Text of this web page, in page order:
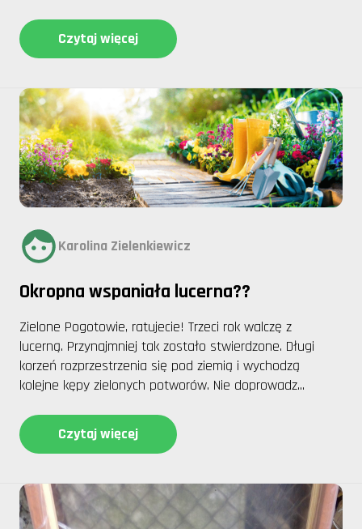
Czytaj więcej
Karolina Zielenkiewicz
Okropna wspaniała lucerna??
Zielone Pogotowie, ratujecie! Trzeci rok walczę z
lucerną. Przynajmniej tak zostało stwierdzone. Długi
korzeń rozprzestrzenia się pod ziemią i wychodzą
kolejne kępy zielonych potworów. Nie doprowadz...
Czytaj więcej